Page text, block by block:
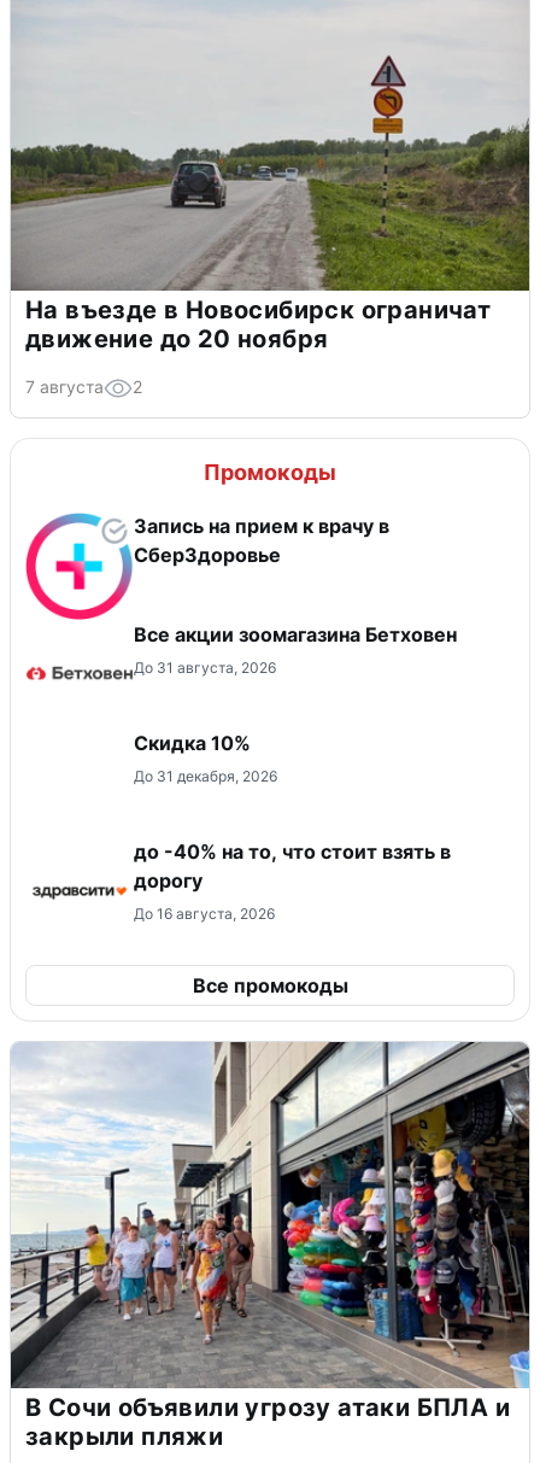
На въезде в Новосибирск ограничат
движение до 20 ноября
7 августа 2
Промокоды
Запись на прием к врачу в
СберЗдоровье
Все акции зоомагазина Бетховен
До 31 августа, 2026
Скидка 10%
До 31 декабря, 2026
до -40% на то, что стоит взять в
дорогу
До 16 августа, 2026
Все промокоды
В Сочи объявили угрозу атаки БПЛА и
закрыли пляжи